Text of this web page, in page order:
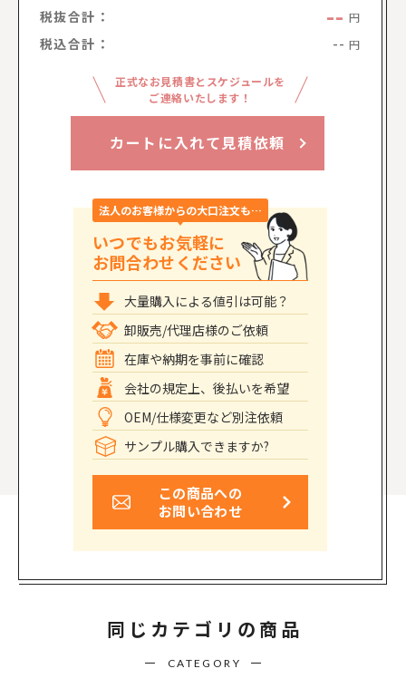
税抜合計： -- 円
税込合計： -- 円
正式なお見積書とスケジュールを
ご連絡いたします！
カートに入れて見積依頼
法人のお客様からの大口注文も…
いつでもお気軽に
お問合わせください
大量購入による値引は可能？
卸販売/代理店様のご依頼
在庫や納期を事前に確認
会社の規定上、後払いを希望
OEM/仕様変更など別注依頼
サンプル購入できますか?
この商品への
お問い合わせ
同じカテゴリの商品
CATEGORY